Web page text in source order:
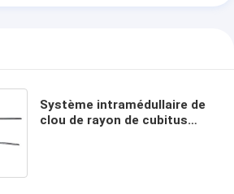
Système intramédullaire de
clou de rayon de cubitus